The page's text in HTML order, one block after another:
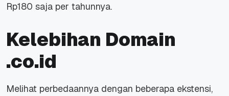
Rp180 saja per tahunnya.
Kelebihan Domain
.co.id
Melihat perbedaannya dengan beberapa ekstensi,